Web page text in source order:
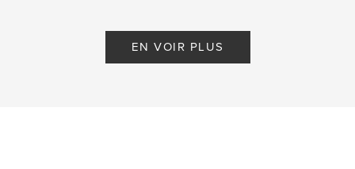
EN VOIR PLUS